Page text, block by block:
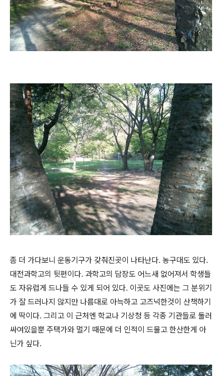
좀 더 가다보니 운동기구가 갖춰진곳이 나타난다. 농구대도 있다.
대전과학고의 뒷편이다. 과학고의 담장도 어느새 없어져서 학생들
도 자유럽게 드나들 수 있게 되어 있다. 이곳도 사진에는 그 분위기
가 잘 드러나지 않지만 나름대로 아늑하고 고즈넉한것이 산책하기
에 딱이다. 그리고 이 근처엔 학교나 기상청 등 각종 기관들로 둘러
싸여있을뿐 주택가와 멀기 때문에 더 인적이 드물고 한산한게 아
닌가 싶다.